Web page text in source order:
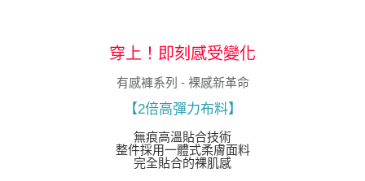
穿上！即刻感受變化
有感褲系列 - 裸感新革命
【2倍高彈力布料】
無痕高溫貼合技術
整件採用一體式柔膚面料
完全貼合的裸肌感